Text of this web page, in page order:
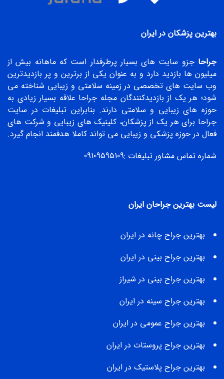
بهترین پزشکان در ایران
جراحا جزو سایت های بسیار پرطرفدار است که ماهانه بیش از
میلیون ها بازدید دارد و به عنوان یکی از برترین و پر بازدیدترین
وب سایت های تخصصی در زمینه سلامتی و زیبایی شناخته می
شود؛ هر یک از بازدیدکنندگان مجله جراحا علاقه بسیار زیادی به
حوزه های زیبایی و سلامتی دارند. بنابراین تبلیغات در سایت
جراحا برای هر یک از پزشکان، کلینیک های زیبایی و شرکت های
فعال در حوزه پزشکی و زیبایی می تواند کاملا هدفمند انجام گیرد.
شماره تماس مشاور تبلیغات :09109595109
لیست بهترین جراحان ایران
بهترین جراح چانه در ایران
بهترین جراح بینی در ایران
بهترین جراح بینی در شیراز
بهترین جراح سینه در ایران
بهترین جراح عمومی در ایران
بهترین جراح پروستات در ایران
بهترین جراح پلاستیک در ایران